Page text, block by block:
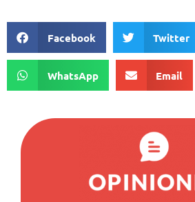
Facebook Twitter
WhatsApp Email